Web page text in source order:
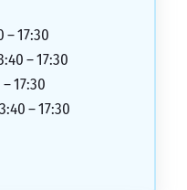
– 17:30
– 17:30
17:30
– 17:30